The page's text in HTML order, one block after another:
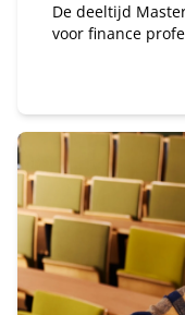
De deeltijd
voor finance